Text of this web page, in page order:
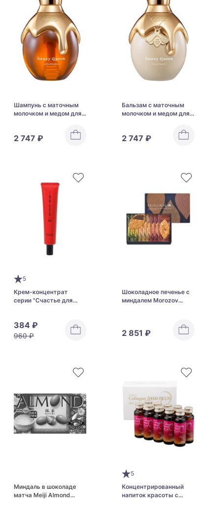
Шампунь с маточным
молочком и медом для
увлажнения волос ReFa
HONEY QUEEN
2 747 ₽
Бальзам с маточным
молочком и медом для
увлажнения волос ReFa
HONEY QUEEN
2 747 ₽
5
Крем-концентрат
серии "Счастье для
структуры волос Lebel
IAU Cell Care 5M
384 ₽
960 ₽
Шоколадное печенье с
миндалем Morozov
2 851 ₽
Миндаль в шоколаде
матча Meiji Almond
5
Концентрированный
напиток красоты с